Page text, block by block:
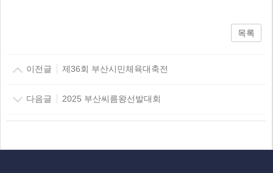
목록
이전글 제36회 부산시민체육대축전
다음글 2025 부산씨름왕선발대회